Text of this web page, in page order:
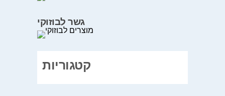
גשר לבוזוקי
קטגוריות